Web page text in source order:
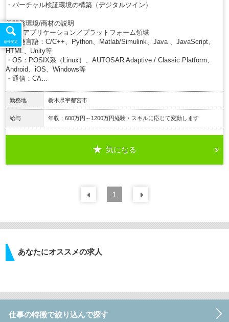
・バーチャル検証環境の構築（デジタルツイン）
◎開発環境/商材の説明
■車載アプリケーション／プラットフォーム領域
・開発言語：C/C++、Python、Matlab/Simulink、Java 、JavaScript、
HTML、Unity等
・OS：POSIX系（Linux）、AUTOSAR Adaptive / Classic Platform、
Android、iOS、Windows等
・通信：CA…
勤務地 栃木県宇都宮市
給与 年収：600万円～1200万円経験・スキルに応じて変動します
気になる
前の 件
1
あなたにオススメの求人
仕事の特徴で絞り込んで探す
条件変更